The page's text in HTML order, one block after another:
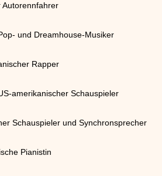
Autorennfahrer
und Dreamhouse-Musiker
Rapper
amerikanischer Schauspieler
Schauspieler und Synchronsprecher
Pianistin